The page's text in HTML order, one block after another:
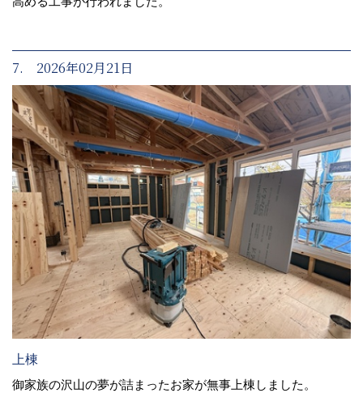
7. 2026年02月21日
上棟
御家族の沢山の夢が詰まったお家が無事上棟しました。